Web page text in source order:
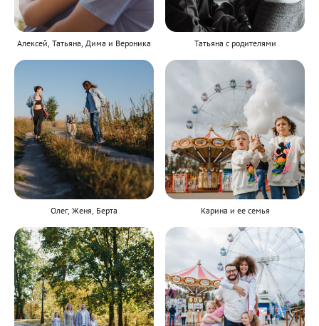
Алексей, Татьяна, Дима и Вероника Татьяна с родителями
Олег, Женя, Берта Карина и ее семья